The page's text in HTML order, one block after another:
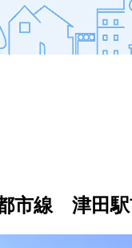
市線 津田